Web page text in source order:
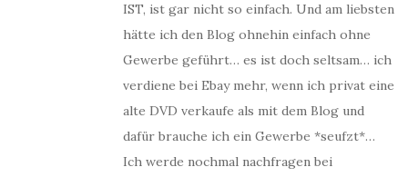
IST, ist gar nicht so einfach. Und am liebsten
hätte ich den Blog ohnehin einfach ohne
Gewerbe geführt… es ist doch seltsam… ich
verdiene bei Ebay mehr, wenn ich privat eine
alte DVD verkaufe als mit dem Blog und
dafür brauche ich ein Gewerbe *seufzt*…
Ich werde nochmal nachfragen bei